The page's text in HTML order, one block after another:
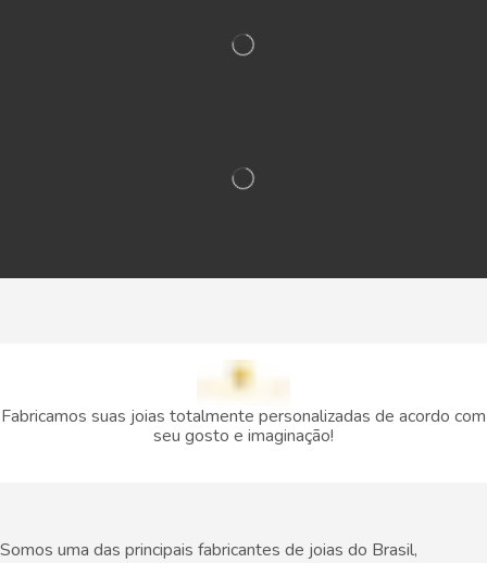
Fabricamos suas joias totalmente personalizadas de acordo com
seu gosto e imaginação!
Somos uma das principais fabricantes de joias do Brasil,